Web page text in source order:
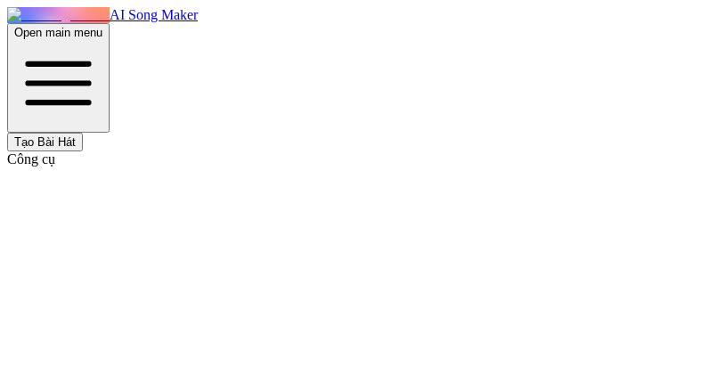
AI Song Maker
Open main menu
Tạo Bài Hát
Công cụ